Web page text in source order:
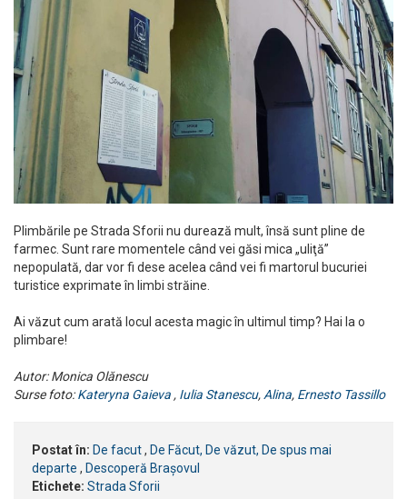
Plimbările pe Strada Sforii nu durează mult, însă sunt pline de
farmec. Sunt rare momentele când vei găsi mica „uliţă”
nepopulată, dar vor fi dese acelea când vei fi martorul bucuriei
turistice exprimate în limbi străine.
Ai văzut cum arată locul acesta magic în ultimul timp? Hai la o
plimbare!
Autor: Monica Olănescu
Surse foto:Kateryna Gaieva , Iulia Stanescu, Alina, Ernesto Tassillo
Postat în: De facut, De Făcut, De văzut, De spus mai
departe , Descoperă Brașovul
Etichete: Strada Sforii